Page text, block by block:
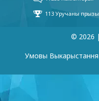
© 2026 |
Умовы Выкарыстання